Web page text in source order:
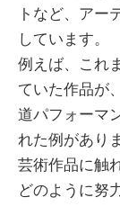
トなど、アー
しています。
例えば、これ
ていた作品が
道パフォーマ
れた例があり
芸術作品に触
どのように努